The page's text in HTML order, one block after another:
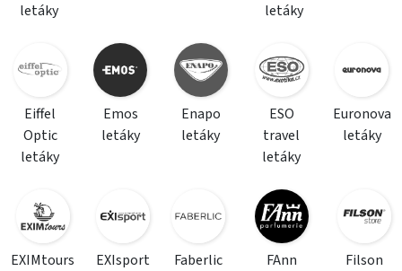
letáky
letáky
Eiffel
Optic
letáky
Emos
letáky
Enapo
letáky
ESO
travel
letáky
Euronova
letáky
EXIMtours
EXIsport
Faberlic
FAnn
Filson